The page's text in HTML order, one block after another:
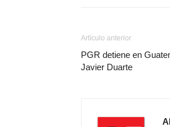
Artículo anterior
PGR detiene en
Javier Duarte